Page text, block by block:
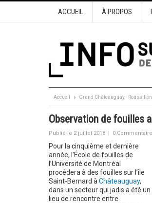
ACCUEIL À PROPOS
Accueil Grand Châteauguay - Roussillon
Observation de fouilles
Publié le 2 juillet 2018 | 0 Commentaire
Pour la cinquième et dernière
année, l’École de fouilles de
l’Université de Montréal
procédera à des fouilles sur l’île
Saint-Bernard à Châteauguay,
dans un secteur qui jadis a été un
lieu de rencontre entre